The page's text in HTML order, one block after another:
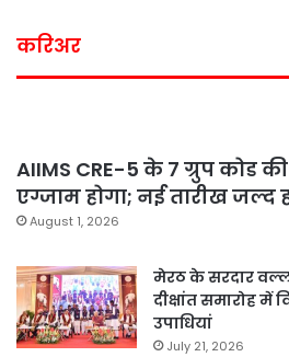
करिअर
AIIMS CRE-5 के 7 ग्रुप कोड की
एग्जाम होगा; नई तारीख जल्द
August 1, 2026
मेरठ के सरदार
दीक्षांत समारोह में
उपाधियां
July 21, 2026